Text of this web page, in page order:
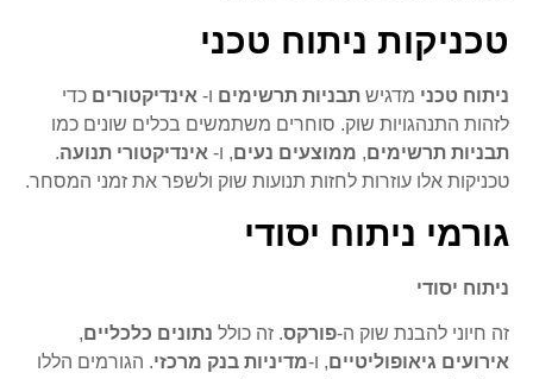
טכניקות ניתוח טכני
ניתוח טכני מדגיש תבניות תרשימים ו- אינדיקטורים כדי
לזהות התנהגויות שוק. סוחרים משתמשים בכלים שונים כמו
תבניות תרשימים, ממוצעים נעים, ו- אינדיקטורי תנועה.
טכניקות אלו עוזרות לחזות תנועות שוק ולשפר את זמני המסחר.
גורמי ניתוח יסודי
ניתוח יסודי
זה חיוני להבנת שוק ה-פורקס. זה כולל נתונים כלכליים,
אירועים גיאופוליטיים, ו-מדיניות בנק מרכזי. הגורמים הללו